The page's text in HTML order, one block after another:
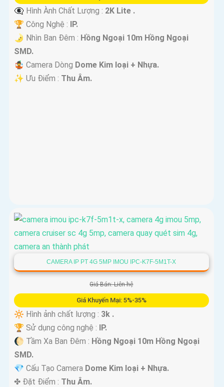
👁️‍🗨 Hình Ành Chất Lượng : 2K Lite .
🏆 Công Nghệ : IP.
🌛 Nhìn Ban Đêm : Hồng Ngoại 10m Hồng Ngoại
SMD.
🤹 Camera Dòng Dome Kim loại + Nhựa.
️✨ Ưu Điểm : Thu Âm.
CAMERA IP PT 4G 5MP IMOU IPC-K7F-5M1T-X
Giá Bán: Liên hệ
Giá Khuyến Mại: 5%-35%
🔆 Hình ảnh chất lượng : 3k .
🏆 Sử dụng công nghệ : IP.
🌔 Tầm Xa Ban Đêm : Hồng Ngoại 10m Hồng Ngoại
SMD.
💎 Cấu Tạo Camera Dome Kim loại + Nhựa.
️✤ Đặt Điểm : Thu Âm.